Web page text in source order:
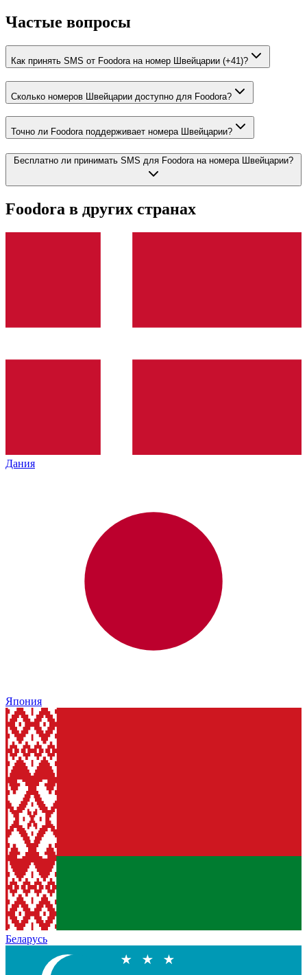
Частые вопросы
Как принять SMS от Foodora на номер Швейцарии (+41)?
Сколько номеров Швейцарии доступно для Foodora?
Точно ли Foodora поддерживает номера Швейцарии?
Бесплатно ли принимать SMS для Foodora на номера Швейцарии?
Foodora в других странах
Дания
Япония
Беларусь